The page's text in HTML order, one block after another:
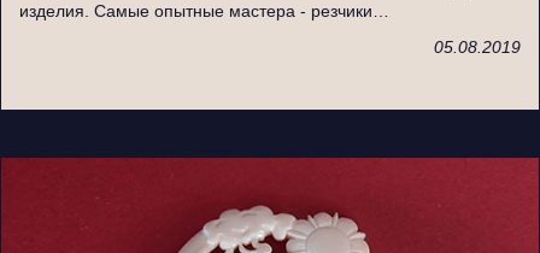
изделия. Самые опытные мастера - резчики…
05.08.2019